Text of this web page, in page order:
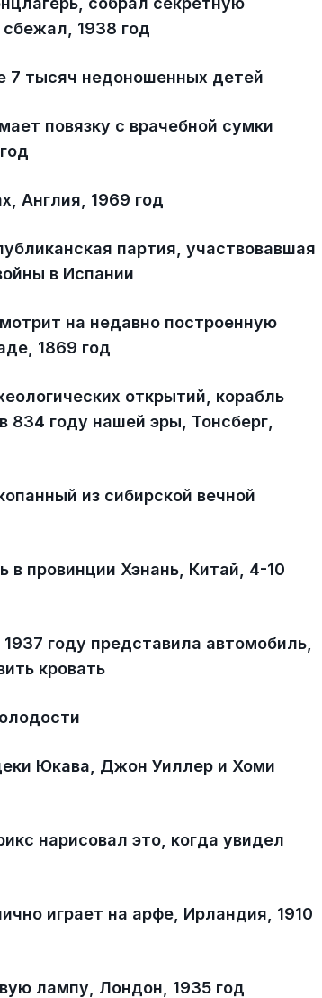
1938 год
7 тысяч недоношенных детей
повязку с врачебной сумки
Англия, 1969 год
партия, участвовавшая
в Испании
на недавно построенную
1869 год
открытий, корабль
834 году нашей эры, Тонсберг,
из сибирской вечной
в провинции Хэнань, Китай, 4-10
году представила автомобиль,
кровать
Юкава, Джон Уиллер и Хоми
нарисовал это, когда увидел
играет на арфе, Ирландия, 1910
лампу, Лондон, 1935 год